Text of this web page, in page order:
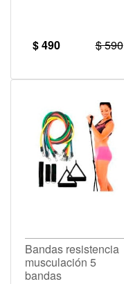
$ 490 $ 590
Bandas resistencia
musculación 5
bandas